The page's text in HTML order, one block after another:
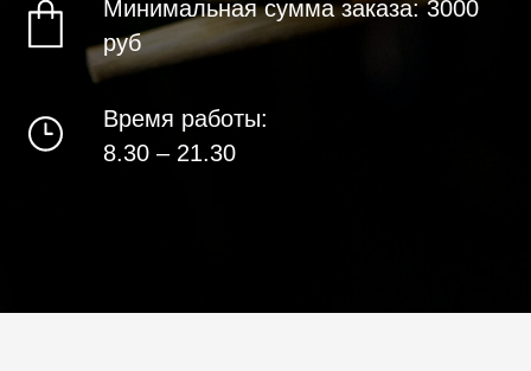
Минимальная сумма заказа: 3000
руб
Время работы:
8.30 – 21.30